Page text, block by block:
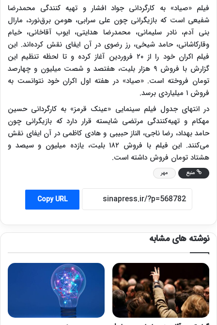
فیلم «صیاد» به کارگردانی جواد افشار و تهیه کنندگی محمدرضا
شفیعی است که بازیگرانی چون علی سرابی، هومن برق‌نورد، مارال
بنی آدم، نادر سلیمانی، محمدرضا هدایتی، ایوب آقاخانی، خیام
وقارکاشانی، حامد شیخی، رز رضوی در آن ایفای نقش کرده‌اند. این
فیلم اکران خود را از ۲۰ فروردین آغاز کرده و تا لحظه تنظیم این
گزارش با فروش ۹ هزار بلیت، هفتصد و شصت میلیون و چهارصد
تومان فروخته است. «صیاد» در هفته اول اکران خود نتوانست به
فروش ۱ میلیاردی برسد.
در انتهای جدول فیلم سینمایی «عینک قرمز» به کارگردانی حسین
مهکام و تهیه‌کنندگی مرتضی شایسته قرار دارد که بازیگرانی چون
حامد بهداد، رضا ناجی، الناز حبیبی و هادی کاظمی در آن ایفای نقش
می‌کنند. این فیلم با فروش ۱۸۲ بلیت، یازده میلیون و سیصد و
هشتاد تومان فروش داشته است.
منبع مهر
Copy URL
نوشته های مشابه